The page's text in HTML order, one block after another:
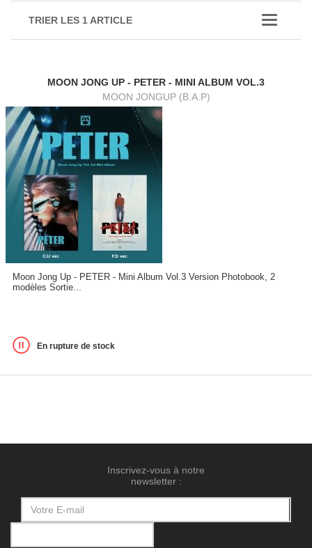
TRIER LES 1 ARTICLE
MOON JONG UP - PETER - MINI ALBUM VOL.3
MOON JONGUP (B.A.P)
Moon Jong Up - PETER - Mini Album Vol.3 Version Photobook, 2
modèles Sortie...
En rupture de stock
Inscrivez-vous à notre
newsletter :